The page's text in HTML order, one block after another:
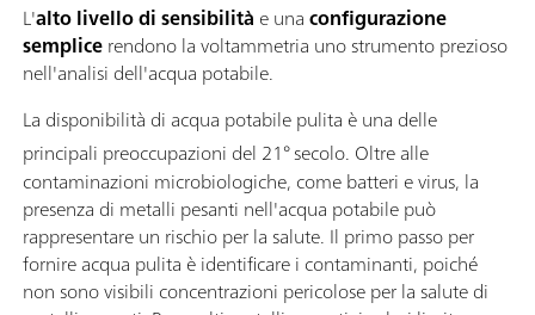
L'alto livello di sensibilità e unaconfigurazione
semplicerendono la voltammetria uno strumento prezioso
nell'analisi dell'acqua potabile.
La disponibilità di acqua potabile pulita è una delle
principali preoccupazioni del 21°secolo. Oltre alle
contaminazioni microbiologiche, come batteri e virus, la
presenza di metalli pesanti nell'acqua potabile può
rappresentare un rischio per la salute. Il primo passo per
fornire acqua pulita è identificare i contaminanti, poiché
non sono visibili concentrazioni pericolose per la salute di